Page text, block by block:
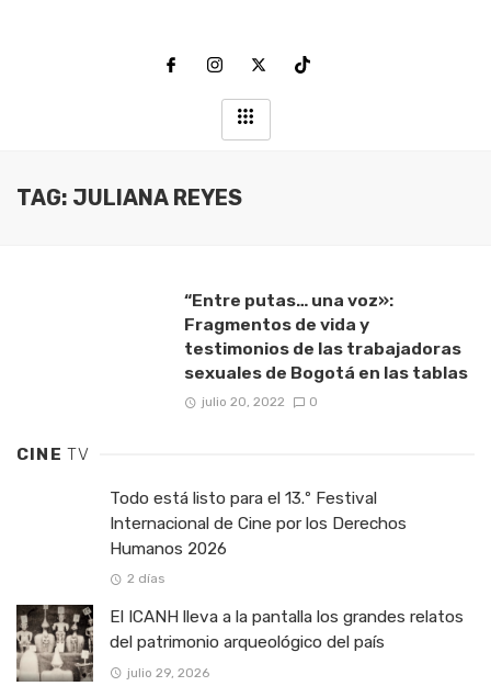
TAG: JULIANA REYES
“Entre putas… una voz»:
Fragmentos de vida y
testimonios de las trabajadoras
sexuales de Bogotá en las tablas
julio 20, 2022 0
CINETV
Todo está listo para el 13.º Festival
Internacional de Cine por los Derechos
Humanos 2026
2 días
El ICANH lleva a la pantalla los grandes relatos
del patrimonio arqueológico del país
julio 29, 2026